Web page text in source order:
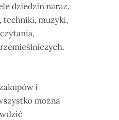
dziedzin naraz.
techniki, muzyki,
i
można